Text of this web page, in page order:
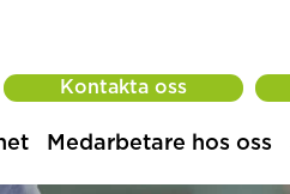
Kontakta oss
Medarbetare hos oss